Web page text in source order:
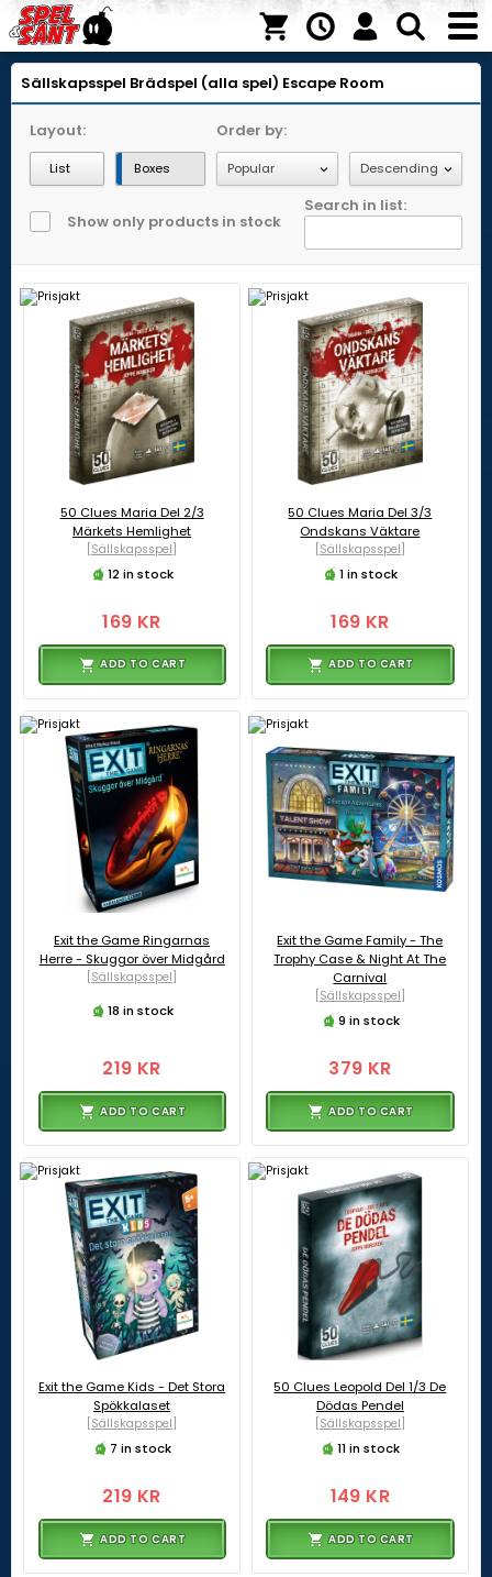
Sällskapsspel Brädspel (alla spel) Escape Room
Layout:
List Boxes
Order by:
Show only products in stock
Search in list:
50 Clues Maria Del 2/3
Märkets Hemlighet
[Sällskapsspel]
12 in stock
169 KR
ADD TO CART
50 Clues Maria Del 3/3
Ondskans Väktare
[Sällskapsspel]
1 in stock
169 KR
ADD TO CART
Exit the Game Ringarnas
Herre - Skuggor över Midgård
[Sällskapsspel]
18 in stock
219 KR
ADD TO CART
Exit the Game Family - The
Trophy Case & Night At The
Carnival
[Sällskapsspel]
9 in stock
379 KR
ADD TO CART
Exit the Game Kids - Det Stora
Spökkalaset
[Sällskapsspel]
7 in stock
219 KR
ADD TO CART
50 Clues Leopold Del 1/3 De
Dödas Pendel
[Sällskapsspel]
11 in stock
149 KR
ADD TO CART